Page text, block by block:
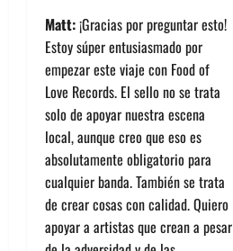
Matt:¡Gracias por preguntar esto!
Estoy súper entusiasmado por
empezar este viaje con Food of
Love Records. El sello no se trata
solo de apoyar nuestra escena
local, aunque creo que eso es
absolutamente obligatorio para
cualquier banda. También se trata
de crear cosas con calidad. Quiero
apoyar a artistas que crean a pesar